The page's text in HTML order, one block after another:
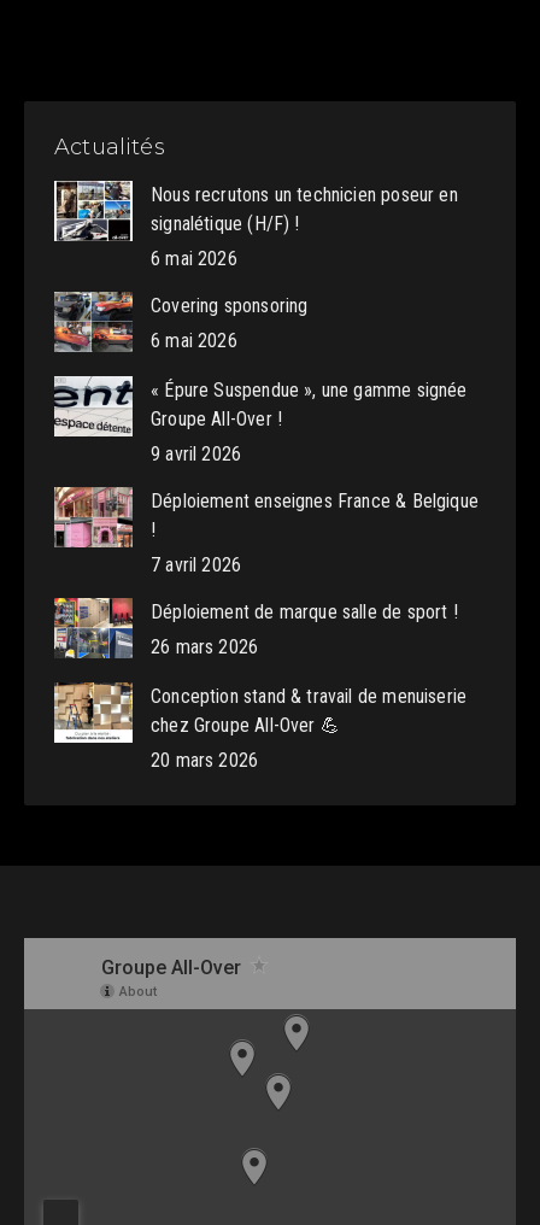
Actualités
Nous recrutons un technicien poseur en
signalétique (H/F) !
6 mai 2026
Covering sponsoring
6 mai 2026
« Épure Suspendue », une gamme signée
Groupe All-Over !
9 avril 2026
Déploiement enseignes France & Belgique
!
7 avril 2026
Déploiement de marque salle de sport !
26 mars 2026
Conception stand & travail de menuiserie
chez Groupe All-Over 💪
20 mars 2026